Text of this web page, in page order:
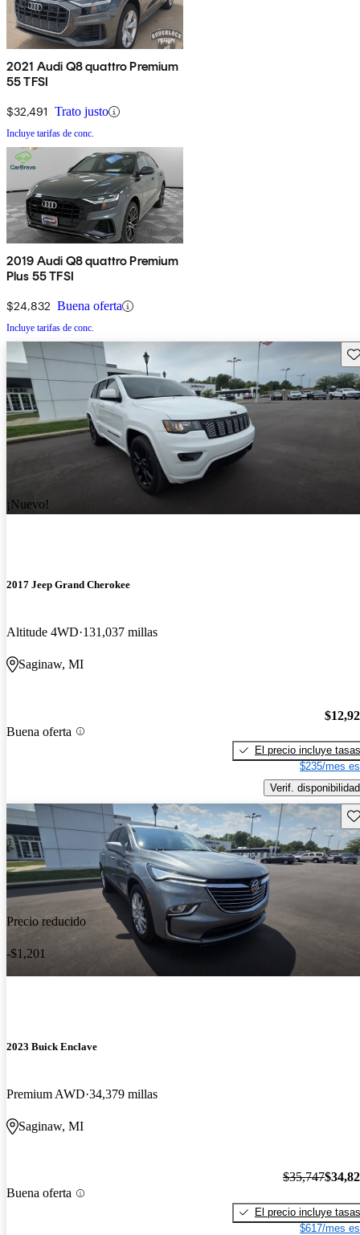
2021 Audi Q8 quattro Premium
55 TFSI
$32,491 Trato justo
Incluye tarifas de conc.
2019 Audi Q8 quattro Premium
Plus 55 TFSI
$24,832 Buena oferta
Incluye tarifas de conc.
¡Nuevo!
2017 Jeep Grand Cherokee
Altitude 4WD 131,037 millas
Saginaw, MI
Buena oferta
El precio incluye tasas
$235/mes
Verif. disponibilidad
Precio reducido
-$1,201
2023 Buick Enclave
Premium AWD 34,379 millas
Saginaw, MI
Buena oferta
$35,747
El precio incluye tasas
$617/mes